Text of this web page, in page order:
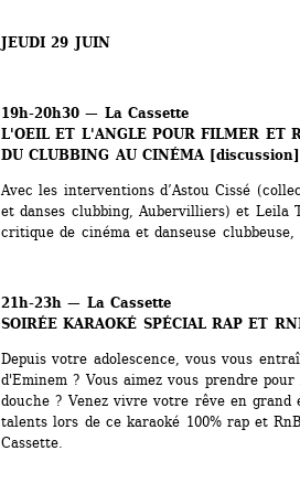
JEUDI 29 JUIN
19h-20h30 — La Cassette
L'OEIL ET L'ANGLE POUR FILMER ET
DU CLUBBING AU CINÉMA [discussion]
Avec les interventions d’Astou Cissé
et danses clubbing, Aubervilliers) et Leila
critique de cinéma et danseuse clubbeuse,
21h-23h — La Cassette
SOIRÉE KARAOKÉ SPÉCIAL RAP ET
Depuis votre adolescence, vous vous
d'Eminem ? Vous aimez vous prendre
douche ? Venez vivre votre rêve en
talents lors de ce karaoké 100% rap et
Cassette.